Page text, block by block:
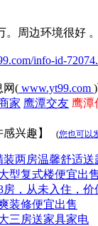
。周边环境很好
info-id-
网( www.yt99.com
家 鹰潭交友 鹰潭
兴趣】
(您也可以
两房温馨舒适送
型复式楼便宜出售
，从未入住，价
装修便宜出售
三房送家具家电